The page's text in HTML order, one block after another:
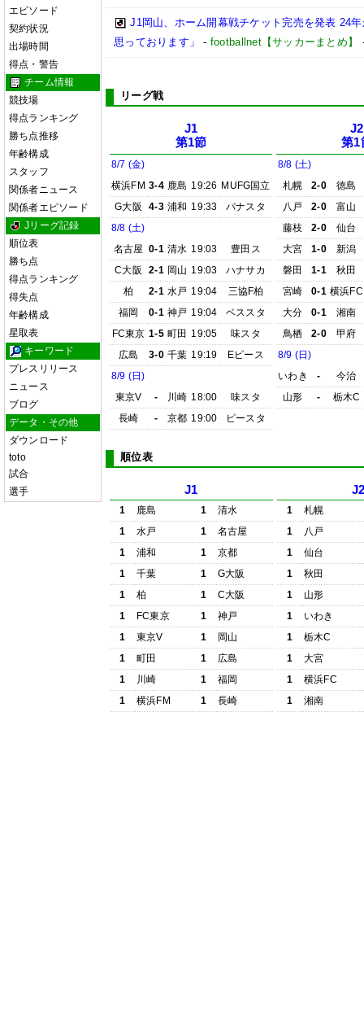
エピソード
契約状況
出場時間
得点・警告
チーム情報
競技場
得点ランキング
勝ち点推移
年齢構成
スタッフ
関係者ニュース
関係者エピソード
Jリーグ記録
順位表
勝ち点
得点ランキング
得失点
年齢構成
星取表
キーワード
プレスリリース
ニュース
ブログ
データ・その他
ダウンロード
toto
試合
選手
J1岡山、ホーム開幕戦チケット完売を発表 24
思っております」
- footballnet【サッカーまとめ】
リーグ戦
J1
第1節
8/7 (金)
横浜FM 3-4 鹿島 19:26 MUFG国立
G大阪
4-3 浦和 19:33
パナスタ
8/8 (土)
名古屋 0-1 清水 19:03
豊田ス
C大阪
2-1 岡山 19:03
ハナサカ
柏
2-1 水戸 19:04
三協F柏
福岡
0-1 神戸 19:04
ベススタ
FC東京 1-5 町田 19:05
味スタ
広島
3-0 千葉 19:19
Eピース
8/9 (日)
東京V
- 川崎 18:00
味スタ
長崎
- 京都 19:00 ピースタ
J2
第1
8/8 (土)
札幌
2-0
徳島
八戸
2-0
富山
藤枝
2-0
仙台
大宮
1-0
新潟
磐田
1-1
秋田
宮崎
0-1 横浜FC
大分
0-1
湘南
鳥栖
2-0
甲府
8/9 (日)
いわき
-
今治
山形
- 栃木C
順位表
J1
1 鹿島 1
清水
1
水戸 1
名古屋
1
浦和 1
京都
1
千葉 1
G大阪
1
柏 1
C大阪
1
FC東京 1
神戸
1
東京V 1
岡山
1
町田 1
広島
1
川崎 1
福岡
1
横浜FM 1 長崎
1
札幌
1
八戸
1
仙台
1
秋田
1
山形
1
いわき
1
栃木C
1
大宮
1
横浜FC
1
湘南